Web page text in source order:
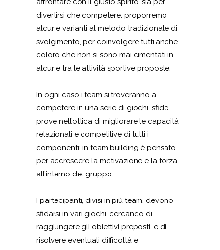
affrontare con il giusto spirito, sia per
divertirsi che competere: proporremo
alcune varianti al metodo tradizionale di
svolgimento, per coinvolgere tutti,anche
coloro che non si sono mai cimentati in
alcune tra le attività sportive proposte.
In ogni caso i team si troveranno a
competere in una serie di giochi, sfide,
prove nell’ottica di migliorare le capacità
relazionali e competitive di tutti i
componenti: in team building è pensato
per accrescere la motivazione e la forza
all’interno del gruppo.
I partecipanti, divisi in più team, devono
sfidarsi in vari giochi, cercando di
raggiungere gli obiettivi preposti, e di
risolvere eventuali difficoltà e